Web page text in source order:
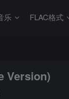
乐 FLAC格式
Version)